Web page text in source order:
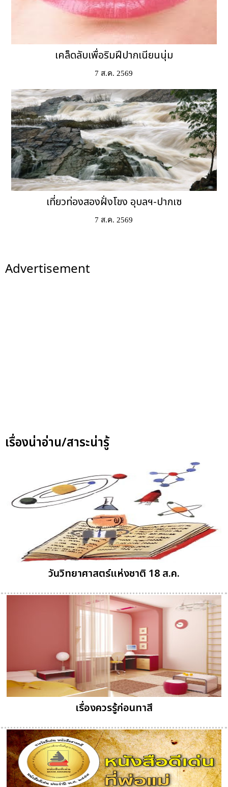
เคล็ดลับเพื่อริมฝีปากเนียนนุ่ม
7 ส.ค. 2569
เที่ยวท่องสองฝั่งโขง อุบลฯ-ปากเซ
7 ส.ค. 2569
Advertisement
เรื่องน่าอ่าน/สาระน่ารู้
วันวิทยาศาสตร์แห่งชาติ 18 ส.ค.
เรื่องควรรู้ก่อนทาสี